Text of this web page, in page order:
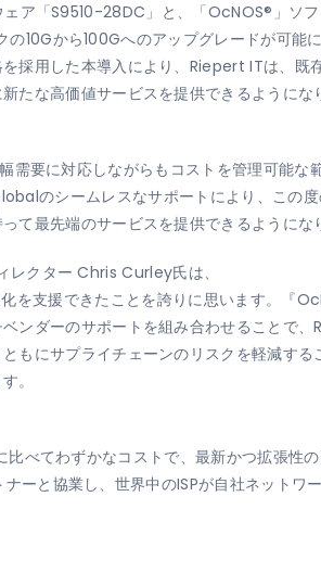
ア「S9510-28DC」と、「OcNOS®」ソフ
10Gから100Gへのアップグレードが可能
採用した本導入により、Riepert ITは、
たな高価値サービスを提供できるようにな
需要に対応しながらもコストを管理可能な
のシームレスなサポートにより、この
て最先端のサービスを提供できるようにな
レクター Chris Curley氏は、
支援できたことを誇りに思います。『
ンダーのサポートを組み合わせることで
もにサプライチェーンのリスクを軽減す
。
べてわずかなコストで、最新かつ拡張性
ーと協業し、世界中のISPが自社ネットワ